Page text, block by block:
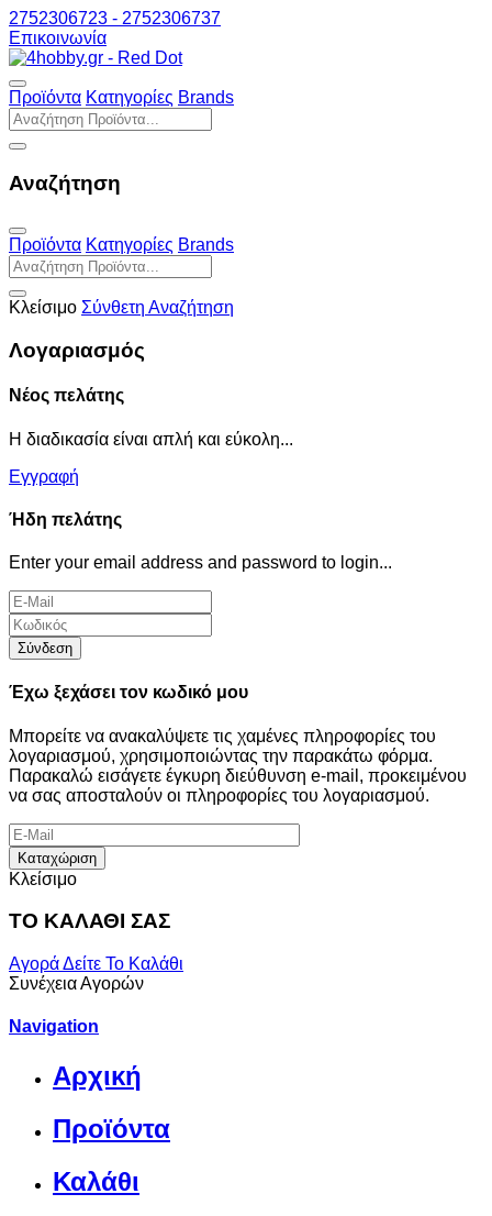
2752306723 - 2752306737
Επικοινωνία
Προϊόντα Κατηγορίες Brands
Αναζήτηση
Προϊόντα Κατηγορίες Brands
Κλείσιμο Σύνθετη Αναζήτηση
Λογαριασμός
Νέος πελάτης
Η διαδικασία είναι απλή και εύκολη...
Εγγραφή
Ήδη πελάτης
Enter your email address and password to login...
Σύνδεση
Έχω ξεχάσει τον κωδικό μου
Μπορείτε να ανακαλύψετε τις χαμένες πληροφορίες του
λογαριασμού, χρησιμοποιώντας την παρακάτω φόρμα.
Παρακαλώ εισάγετε έγκυρη διεύθυνση e-mail, προκειμένου
να σας αποσταλούν οι πληροφορίες του λογαριασμού.
Καταχώριση
Κλείσιμο
ΤΟ ΚΑΛΑΘΙ ΣΑΣ
ΑγοράΔείτε Το Καλάθι
Συνέχεια Αγορών
Navigation
Αρχική
Προϊόντα
Καλάθι